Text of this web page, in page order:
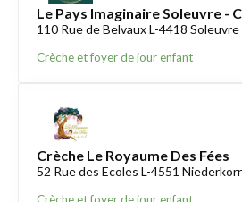
Le Pays Imaginaire Soleuvre -
110 Rue de Belvaux L-4418 Soleuvre
Crèche et foyer de jour enfant
Crèche Le Royaume Des Fées
52 Rue des Ecoles L-4551